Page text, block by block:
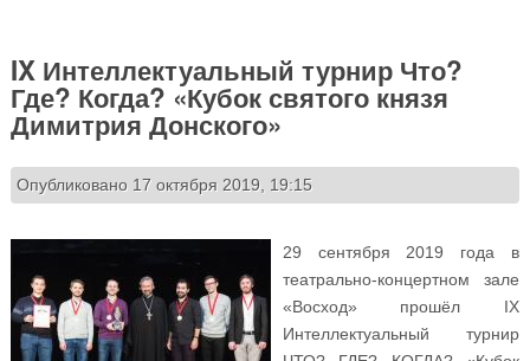
IX Интеллектуальный турнир Что?
Где? Когда? «Кубок святого князя
Димитрия Донского»
Опубликовано 17 октября 2019, 19:15
29 сентября 2019 года в
театрально-концертном зале
«Восход» прошёл IX
Интеллектуальный турнир